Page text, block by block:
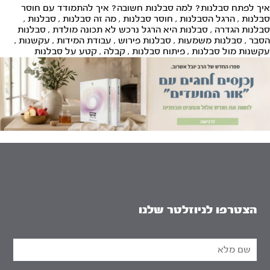
איך לפתח סבלנות? למה סבלנות חשובה? איך להתמודד עם חוסר
סבלנות , הרגל הסבלנות , חוסר סבלנות , מה זה סבלנות , סבלנות ,
סבלנות הגדרה , סבלנות היא הרגל נרכש לא תכונה מולדת , סבלנות
הסבר , סבלנות משמעות , סבלנות פירוש , עבודת המידות , עקשנות ,
עקשנות מול סבלנות , פיתוח סבלנות , קבלה , קטע על סבלנות
הצטרפו לניוזלטר שלנו